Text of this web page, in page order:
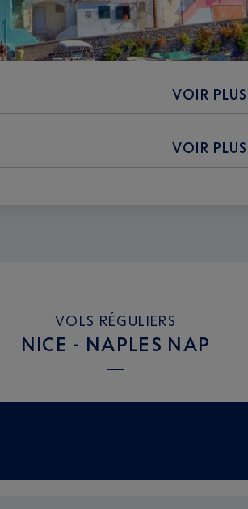
VOIR PLUS
VOIR PLUS
VOLS RÉGULIERS
NICE - NAPLES NAP